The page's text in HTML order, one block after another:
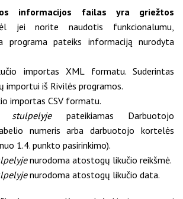
informacijos failas yra griežtos
jei norite naudotis funkcionalumu,
programa pateiks informaciją nurodyta
importas XML formatu. Suderintas
importui iš Rivilės programos.
importas CSV formatu.
stulpelyjepateikiamas Darbuotojo
numeris arba darbuotojo kortelės
1.4. punkto pasirinkimo).
nurodoma atostogų likučio reikšmė.
nurodoma atostogų likučio data.